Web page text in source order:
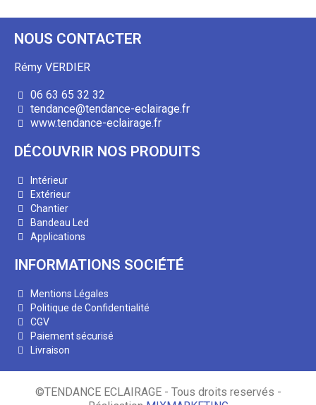
NOUS CONTACTER
Rémy VERDIER
06 63 65 32 32
tendance@tendance-eclairage.fr
www.tendance-eclairage.fr
DÉCOUVRIR NOS PRODUITS
Intérieur
Extérieur
Chantier
Bandeau Led
Applications
INFORMATIONS SOCIÉTÉ
Mentions Légales
Politique de Confidentialité
CGV
Paiement sécurisé
Livraison
©TENDANCE ECLAIRAGE - Tous droits reservés -